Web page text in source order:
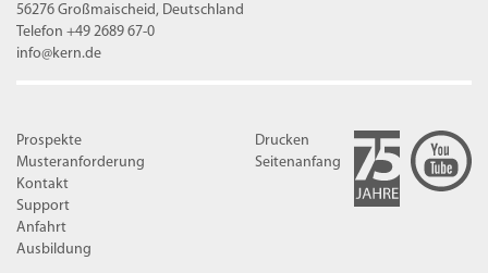
56276 Großmaischeid, Deutschland
Telefon +49 2689 67-0
info@kern.de
Prospekte
Musteranforderung
Kontakt
Support
Anfahrt
Ausbildung
Drucken
Seitenanfang